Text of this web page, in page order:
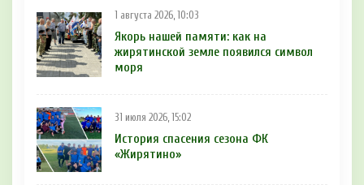
1 августа 2026, 10:03
Якорь нашей памяти: как на
жирятинской земле появился символ
моря
31 июля 2026, 15:02
История спасения сезона ФК
«Жирятино»